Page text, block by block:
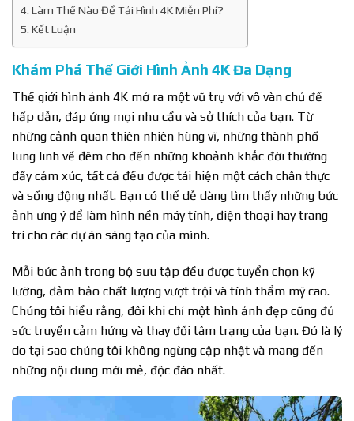
Làm Thế Nào Để Tải Hình 4K Miễn Phí?
Kết Luận
Khám Phá Thế Giới Hình Ảnh 4K Đa Dạng
Thế giới hình ảnh 4K mở ra một vũ trụ với vô vàn chủ đề
hấp dẫn, đáp ứng mọi nhu cầu và sở thích của bạn. Từ
những cảnh quan thiên nhiên hùng vĩ, những thành phố
lung linh về đêm cho đến những khoảnh khắc đời thường
đầy cảm xúc, tất cả đều được tái hiện một cách chân thực
và sống động nhất. Bạn có thể dễ dàng tìm thấy những bức
ảnh ưng ý để làm hình nền máy tính, điện thoại hay trang
trí cho các dự án sáng tạo của mình.
Mỗi bức ảnh trong bộ sưu tập đều được tuyển chọn kỹ
lưỡng, đảm bảo chất lượng vượt trội và tính thẩm mỹ cao.
Chúng tôi hiểu rằng, đôi khi chỉ một hình ảnh đẹp cũng đủ
sức truyền cảm hứng và thay đổi tâm trạng của bạn. Đó là lý
do tại sao chúng tôi không ngừng cập nhật và mang đến
những nội dung mới mẻ, độc đáo nhất.